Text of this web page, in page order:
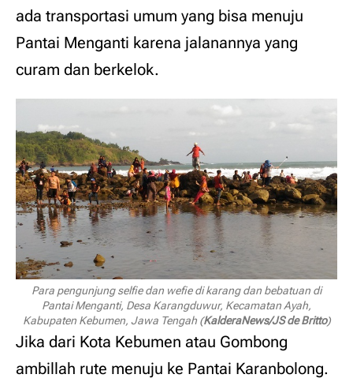
ada transportasi umum yang bisa menuju
Pantai Menganti karena jalanannya yang
curam dan berkelok.
Para pengunjung selfie dan wefie di karang dan bebatuan di
Pantai Menganti, Desa Karangduwur, Kecamatan Ayah,
Kabupaten Kebumen, Jawa Tengah (KalderaNews/JS de Britto)
Jika dari Kota Kebumen atau Gombong
ambillah rute menuju ke Pantai Karanbolong.